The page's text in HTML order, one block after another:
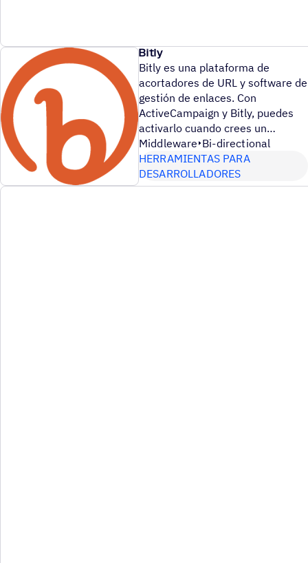
Bitly
Bitly es una plataforma de
acortadores de URL y software de
gestión de enlaces. Con
ActiveCampaign y Bitly, puedes
activarlo cuando crees un
Middleware Bi-directional
HERRAMIENTAS PARA
DESARROLLADORES